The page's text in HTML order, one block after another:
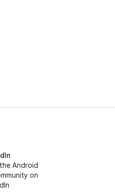
Android
on